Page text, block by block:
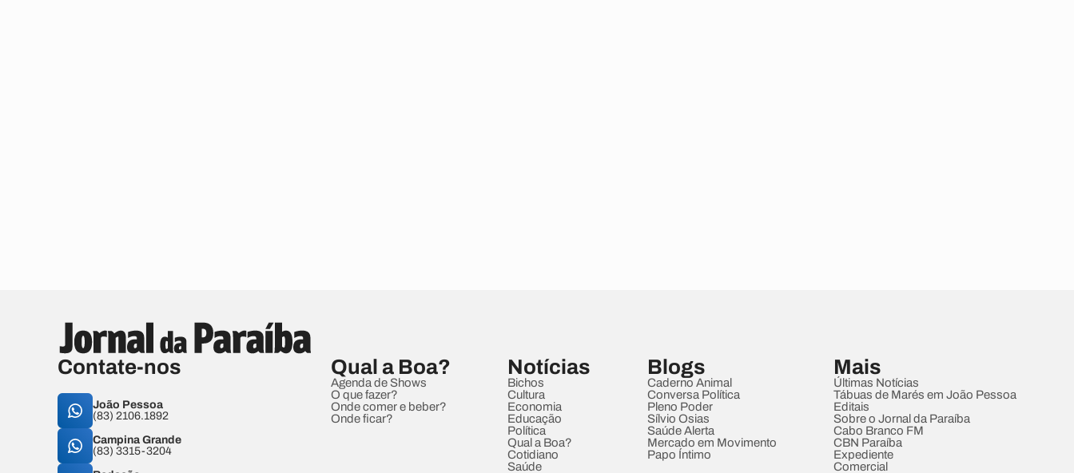
Contate-nos
João Pessoa
(83) 2106.1892
Campina Grande
(83) 3315-3204
Qual a Boa?
Agenda de Shows
O que fazer?
Onde comer e beber?
Onde ficar?
Notícias
Bichos
Cultura
Economia
Educação
Política
Qual a Boa?
Cotidiano
Saúde
Blogs
Caderno Animal
Conversa Política
Pleno Poder
Sílvio Osias
Saúde Alerta
Mercado em Movimento
Papo Íntimo
Mais
Últimas Notícias
Tábuas de Marés em João Pessoa
Editais
Sobre o Jornal da Paraíba
Cabo Branco FM
CBN Paraíba
Expediente
Comercial